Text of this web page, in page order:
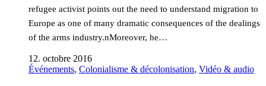
refugee activist points out the need to understand migration to
Europe as one of many dramatic consequences of the dealings
of the arms industry.nMoreover, he…
12. octobre 2016
Événements, Colonialisme & décolonisation, Vidéo & audio